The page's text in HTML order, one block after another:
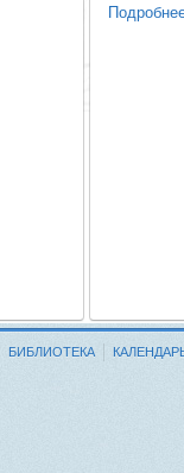
БИБЛИОТЕКА